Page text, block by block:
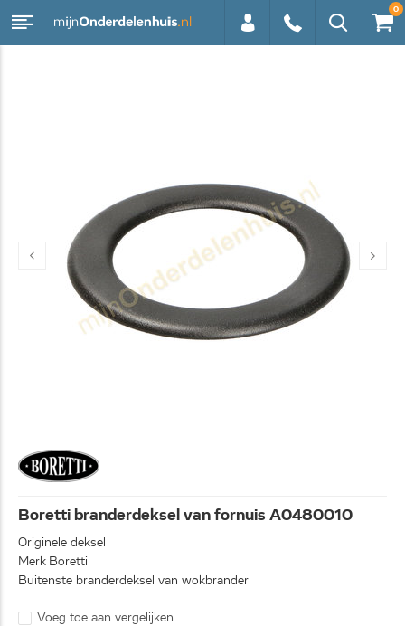
0
Boretti branderdeksel van fornuis A0480010
Originele deksel
Merk Boretti
Buitenste branderdeksel van wokbrander
Voeg toe aan vergelijken